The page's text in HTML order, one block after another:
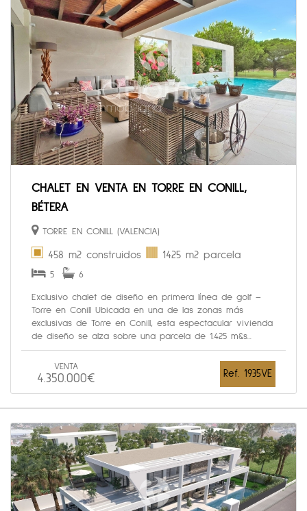
CHALET EN VENTA EN TORRE EN CONILL,
BÉTERA
TORRE EN CONILL (VALENCIA)
458 m2 construidos 1425 m2 parcela
5 6
Exclusivo chalet de diseño en primera línea de golf –
Torre en Conill Ubicada en una de las zonas más
exclusivas de Torre en Conill, esta espectacular vivienda
de diseño se alza sobre una parcela de 1.425 m&s...
VENTA
4.350.000€ Ref. 1935VE